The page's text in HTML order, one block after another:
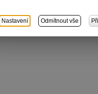
Nastavení Odmítnout vše